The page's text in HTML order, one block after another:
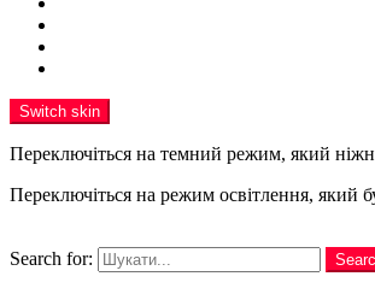
Switch skin
Переключіться на темний режим, який
Переключіться на режим освітлення, який
Search for: